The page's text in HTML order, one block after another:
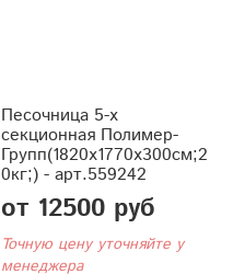
Песочница 5-х
секционная Полимер-
Групп(1820x1770x300см;2
0кг;) - арт.559242
от 12500 руб
Точную цену уточняйте у
менеджера